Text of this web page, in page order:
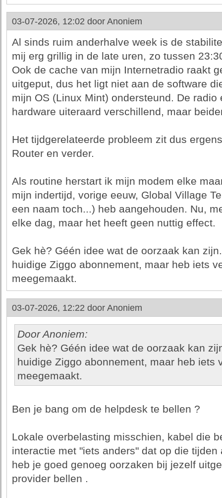
03-07-2026, 12:02 door Anoniem
Al sinds ruim anderhalve week is de
mij erg grillig in de late uren, zo tussen
Ook de cache van mijn Internetradio raakt
uitgeput, dus het ligt niet aan de software
mijn OS (Linux Mint) ondersteund. De
hardware uiteraard verschillend, maar
Het tijdgerelateerde probleem zit dus
Router en verder.
Als routine herstart ik mijn modem elke
mijn indertijd, vorige eeuw, Global Village
een naam toch...) heb aangehouden. Nu,
elke dag, maar het heeft geen nuttig effect.
Gek hè? Géén idee wat de oorzaak kan
huidige Ziggo abonnement, maar heb iets
meegemaakt.
03-07-2026, 12:22 door Anoniem
Door Anoniem:
Gek hè? Géén idee wat de oorzaak kan
huidige Ziggo abonnement, maar heb iets
meegemaakt.
Ben je bang om de helpdesk te bellen ?
Lokale overbelasting misschien, kabel die
interactie met "iets anders" dat op die
heb je goed genoeg oorzaken bij jezelf
provider bellen .